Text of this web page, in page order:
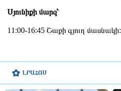
ԼՐԱՀՈՍ
Սյունիքի մարզ՝
11:00-16:45 Շաքի գյուղ մասնակի: